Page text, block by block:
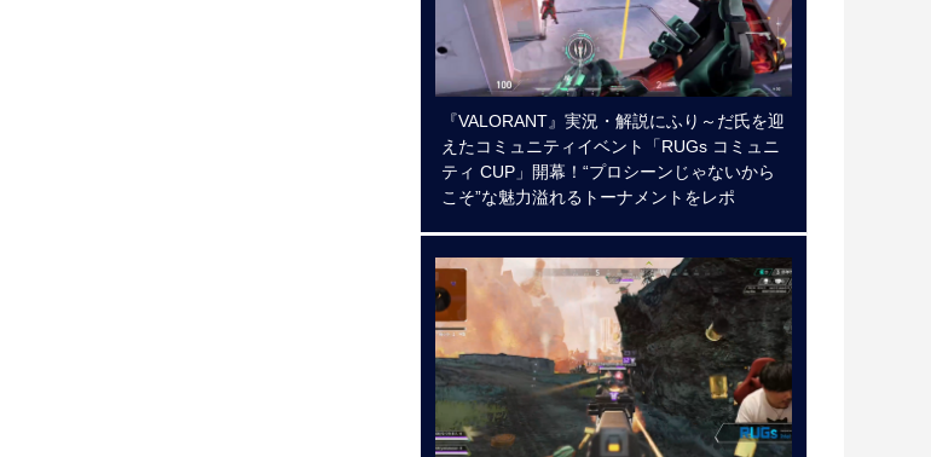
『VALORANT』実況・解説にふり～だ氏を迎
えたコミュニティイベント「RUGs コミュニ
ティ CUP」開幕！“プロシーンじゃないから
こそ”な魅力溢れるトーナメントをレポ